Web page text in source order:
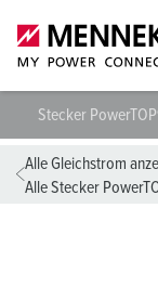
Stecker
Alle Gleichstrom
Alle Stecker